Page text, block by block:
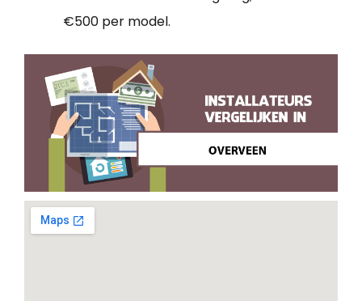
€500 per model.